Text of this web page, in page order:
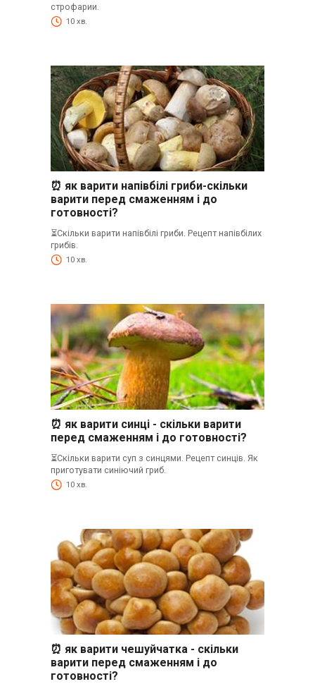
строфарии.
10 хв.
⏰ як варити напівбілі гриби-скільки
варити перед смаженням і до
готовності?
⏳Скільки варити напівбілі гриби. Рецепт напівбілих
грибів.
10 хв.
⏰ як варити синці - скільки варити
перед смаженням і до готовності?
⏳Скільки варити суп з синцями. Рецепт синців. Як
приготувати синіючий гриб.
10 хв.
⏰ як варити чешуйчатка - скільки
варити перед смаженням і до
готовності?